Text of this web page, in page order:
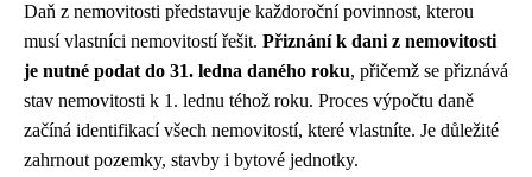
Daň z nemovitosti představuje každoroční povinnost, kterou
musí vlastníci nemovitostí řešit. Přiznání k dani z nemovitosti
je nutné podat do 31. ledna daného roku, přičemž se přiznává
stav nemovitosti k 1. lednu téhož roku. Proces výpočtu daně
začíná identifikací všech nemovitostí, které vlastníte. Je důležité
zahrnout pozemky, stavby i bytové jednotky.